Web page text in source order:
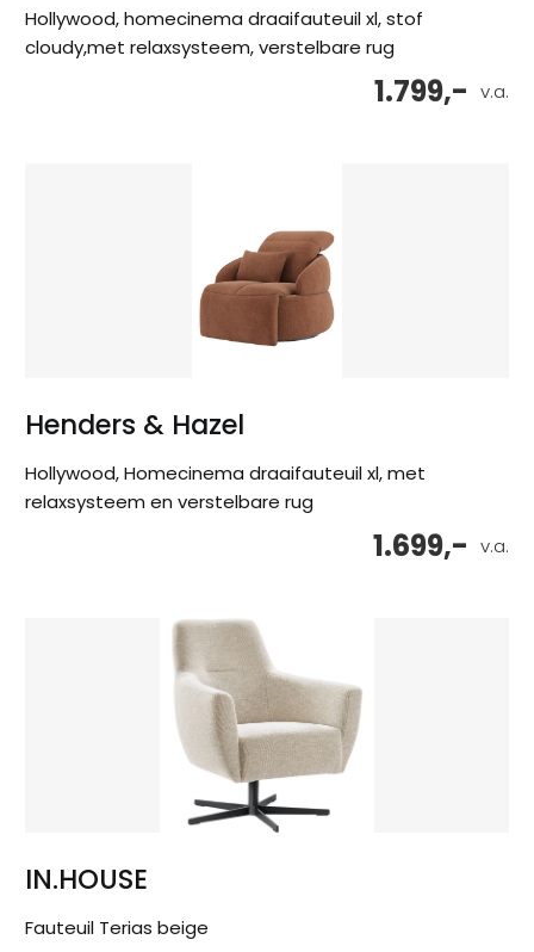
Hollywood, homecinema draaifauteuil xl, stof
cloudy,met relaxsysteem, verstelbare rug
v.a.
1.799,-
Henders & Hazel
Hollywood, Homecinema draaifauteuil xl, met
relaxsysteem en verstelbare rug
v.a.
1.699,-
IN.HOUSE
Fauteuil Terias beige